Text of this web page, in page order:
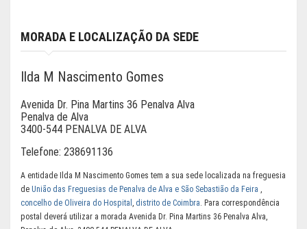
MORADA E LOCALIZAÇÃO DA SEDE
Ilda M Nascimento Gomes
Avenida Dr. Pina Martins 36 Penalva Alva
Penalva de Alva
3400-544 PENALVA DE ALVA
Telefone: 238691136
A entidade Ilda M Nascimento Gomes tem a sua sede localizada na freguesia
de União das Freguesias de Penalva de Alva e São Sebastião da Feira ,
concelho de Oliveira do Hospital , distrito de Coimbra. Para correspondência
postal deverá utilizar a morada Avenida Dr. Pina Martins 36 Penalva Alva,